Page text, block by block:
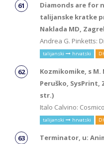
Diamonds are for
talijanske kratke
Naklada MD,
Andrea G. Pinketts:
talijanski hrvatski
Kozmikomike, s M.
Peruško, SysPrint,
str.)
Italo Calvino:
talijanski hrvatski
Terminator, u: